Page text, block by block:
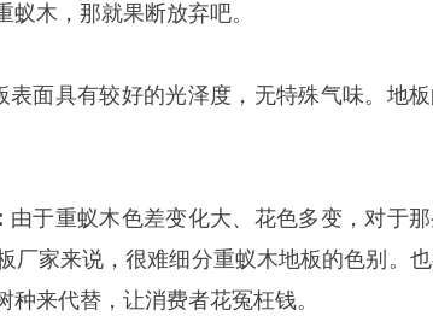
木，那就果断放弃吧。
表面具有较好的光泽度，无特殊气味。地
由于重蚁木色差变化大、花色多变，对于
厂家来说，很难细分重蚁木地板的色别。
来代替，让消费者花冤枉钱。